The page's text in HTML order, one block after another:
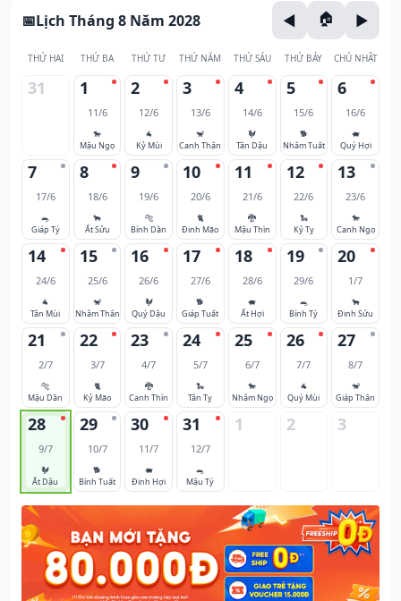
Lịch Tháng 8 Năm 2028
THỨ HAI THỨ BA THỨ TƯ THỨ NĂM THỨ SÁU THỨ BẢY CHỦ NHẬT
31 1
11/6
🐎
Mậu Ngọ
2
12/6
🐐
Kỷ Mùi
3
13/6
🐒
Canh Thân
4
14/6
🐓
Tân Dậu
5
15/6
🐕
Nhâm Tuất
6
16/6
🐖
Quý Hợi
7
17/6
🐀
Giáp Tý
8
18/6
🐂
Ất Sửu
9
19/6
🐅
Bính Dần
10
20/6
🐈
Đinh Mão
11
21/6
🐉
Mậu Thìn
12
22/6
🐍
Kỷ Tỵ
13
23/6
🐎
Canh Ngọ
14
24/6
🐐
Tân Mùi
15
25/6
🐒
Nhâm Thân
16
26/6
🐓
Quý Dậu
17
27/6
🐕
Giáp Tuất
18
28/6
🐖
Ất Hợi
19
29/6
🐀
Bính Tý
20
1/7
🐂
Đinh Sửu
21
2/7
🐅
Mậu Dần
22
3/7
🐈
Kỷ Mão
23
4/7
🐉
Canh Thìn
24
5/7
🐍
Tân Tỵ
25
6/7
🐎
Nhâm Ngọ
26
7/7
🐐
Quý Mùi
27
8/7
🐒
Giáp Thân
28
9/7
🐓
Ất Dậu
29
10/7
🐕
Bính Tuất
30
11/7
🐖
Đinh Hợi
31
12/7
🐀
Mậu Tý
1 2 3